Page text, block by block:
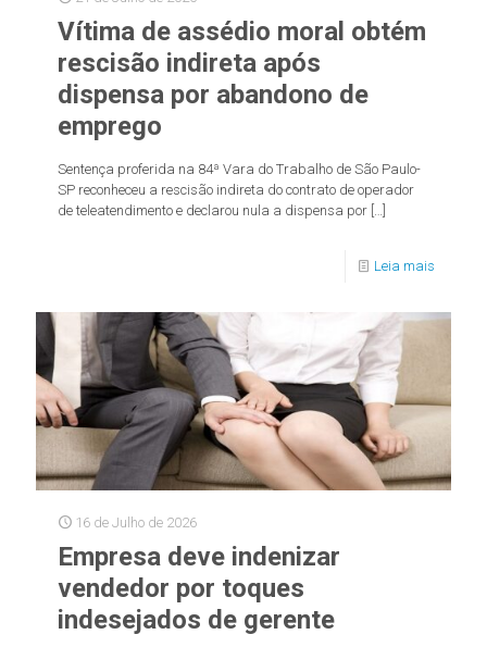
Vítima de assédio moral obtém
rescisão indireta após
dispensa por abandono de
emprego
Sentença proferida na 84ª Vara do Trabalho de São Paulo-
SP reconheceu a rescisão indireta do contrato de operador
de teleatendimento e declarou nula a dispensa por
Leia mais
16 de Julho de 2026
Empresa deve indenizar
vendedor por toques
indesejados de gerente